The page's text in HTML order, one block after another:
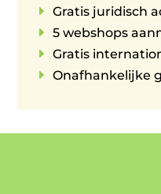
E Gratis juridisch
E 5 webshops
E Gratis
E Onafhankelijke